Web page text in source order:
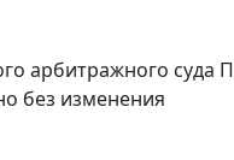
арбитражного суда
без изменения